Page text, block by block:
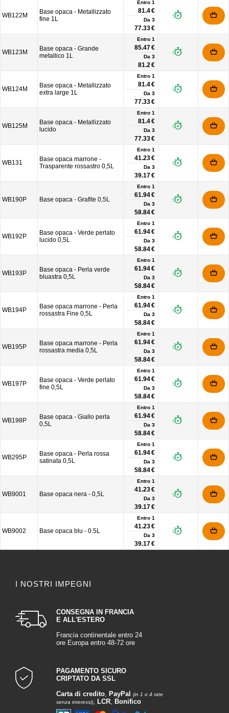
WB122M
Base opaca - Metallizzato
fine 1L
Entro 1
81.4 €
Da 3
77.33 €
WB123M
Base opaca - Grande
metallico 1L
Entro 1
85.47 €
Da 3
81.2 €
WB124M
Base opaca - Metallizzato
extra large 1L
Entro 1
81.4 €
Da 3
77.33 €
WB125M
Base opaca - Metallizzato
lucido
Entro 1
81.4 €
Da 3
77.33 €
WB131
Base opaca marrone -
Trasparente rossastro 0,5L
Entro 1
41.23 €
Da 3
39.17 €
WB190P Base opaca - Grafite 0,5L
Entro 1
61.94 €
Da 3
58.84 €
WB192P
Base opaca - Verde perlato
lucido 0,5L
Entro 1
61.94 €
Da 3
58.84 €
WB193P
Base opaca - Perla verde
bluastra 0,5L
Entro 1
61.94 €
Da 3
58.84 €
WB194P
Base opaca marrone - Perla
rossastra Fine 0,5L
Entro 1
61.94 €
Da 3
58.84 €
WB195P
Base opaca marrone - Perla
rossastra media 0,5L
Entro 1
61.94 €
Da 3
58.84 €
WB197P
Base opaca - Verde perlato
fine 0,5L
Entro 1
61.94 €
Da 3
58.84 €
WB198P
Base opaca - Giallo perla
0,5L
Entro 1
61.94 €
Da 3
58.84 €
WB295P
Base opaca - Perla rossa
satinata 0,5L
Entro 1
61.94 €
Da 3
58.84 €
WB9001 Base opaca nera - 0,5L
Entro 1
41.23 €
Da 3
39.17 €
WB9002 Base opaca blu - 0.5L
Entro 1
41.23 €
Da 3
39.17 €
I NOSTRI IMPEGNI
CONSEGNA IN FRANCIA
E ALL'ESTERO
Francia continentale entro 24
ore Europa entro 48-72 ore
PAGAMENTO SICURO
CRIPTATO DA SSL
Carta di credito, PayPal
(in 1 o 4 rate
senza interessi), LCR, Bonifico